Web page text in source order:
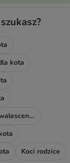
kota
Akcesoria do rekonwalescencji
Koci rodzice